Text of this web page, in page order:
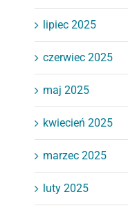
lipiec 2025
czerwiec 2025
maj 2025
kwiecień 2025
marzec 2025
luty 2025